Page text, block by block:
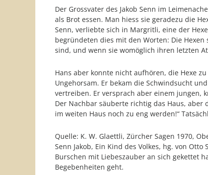
Der Grossvater des Jakob Senn im
als Brot essen. Man hiess sie geradezu die
Senn, verliebte sich in Margritli, eine der
begründeten dies mit den Worten: Die
sind, und wenn sie womöglich ihren letzten
Hans aber konnte nicht aufhören, die Hexe
Ungehorsam. Er bekam die Schwindsucht
vertreiben. Er versprach aber einem jungen,
Der Nachbar säuberte richtig das Haus,
im weiten Haus noch zu eng werden!“
Quelle: K. W. Glaettli, Zürcher Sagen 1970,
Senn Jakob, Ein Kind des Volkes, hg. von
Burschen mit Liebeszauber an sich gekettet
Begebenheiten geht.